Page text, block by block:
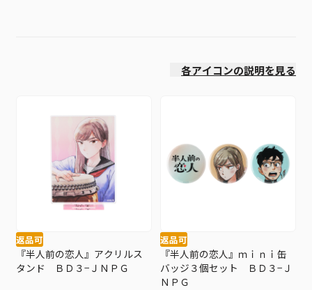
各アイコンの説明を見る
返品可
『半人前の恋人』アクリルス
タンド ＢＤ３−ＪＮＰＧ
返品可
『半人前の恋人』ｍｉｎｉ缶
バッジ３個セット ＢＤ３−Ｊ
ＮＰＧ